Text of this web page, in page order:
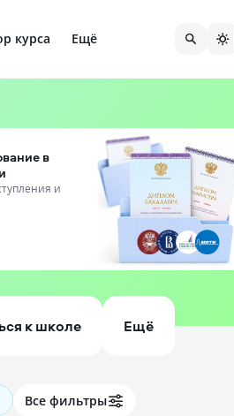
курса Ещё
в
и
к школе Ещё
Все фильтры